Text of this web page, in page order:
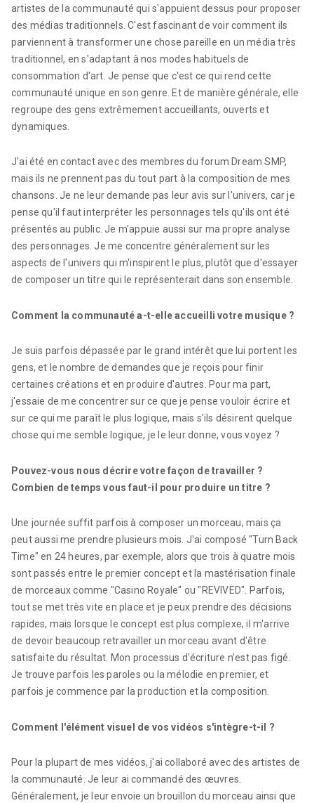
artistes de la communauté qui s'appuient dessus pour proposer
des médias traditionnels. C'est fascinant de voir comment ils
parviennent à transformer une chose pareille en un média très
traditionnel, en s'adaptant à nos modes habituels de
consommation d'art. Je pense que c'est ce qui rend cette
communauté unique en son genre. Et de manière générale, elle
regroupe des gens extrêmement accueillants, ouverts et
dynamiques.
J'ai été en contact avec des membres du forum Dream SMP,
mais ils ne prennent pas du tout part à la composition de mes
chansons. Je ne leur demande pas leur avis sur l'univers, car je
pense qu'il faut interpréter les personnages tels qu'ils ont été
présentés au public. Je m'appuie aussi sur ma propre analyse
des personnages. Je me concentre généralement sur les
aspects de l'univers qui m'inspirent le plus, plutôt que d'essayer
de composer un titre qui le représenterait dans son ensemble.
Comment la communauté a-t-elle accueilli votre musique ?
Je suis parfois dépassée par le grand intérêt que lui portent les
gens, et le nombre de demandes que je reçois pour finir
certaines créations et en produire d'autres. Pour ma part,
j'essaie de me concentrer sur ce que je pense vouloir écrire et
sur ce qui me paraît le plus logique, mais s'ils désirent quelque
chose qui me semble logique, je le leur donne, vous voyez ?
Pouvez-vous nous décrire votre façon de travailler ?
Combien de temps vous faut-il pour produire un titre ?
Une journée suffit parfois à composer un morceau, mais ça
peut aussi me prendre plusieurs mois. J'ai composé "Turn Back
Time" en 24 heures, par exemple, alors que trois à quatre mois
sont passés entre le premier concept et la mastérisation finale
de morceaux comme "Casino Royale" ou "REVIVED". Parfois,
tout se met très vite en place et je peux prendre des décisions
rapides, mais lorsque le concept est plus complexe, il m'arrive
de devoir beaucoup retravailler un morceau avant d'être
satisfaite du résultat. Mon processus d'écriture n'est pas figé.
Je trouve parfois les paroles ou la mélodie en premier, et
parfois je commence par la production et la composition.
Comment l'élément visuel de vos vidéos s'intègre-t-il ?
Pour la plupart de mes vidéos, j'ai collaboré avec des artistes de
la communauté. Je leur ai commandé des œuvres.
Généralement, je leur envoie un brouillon du morceau ainsi que